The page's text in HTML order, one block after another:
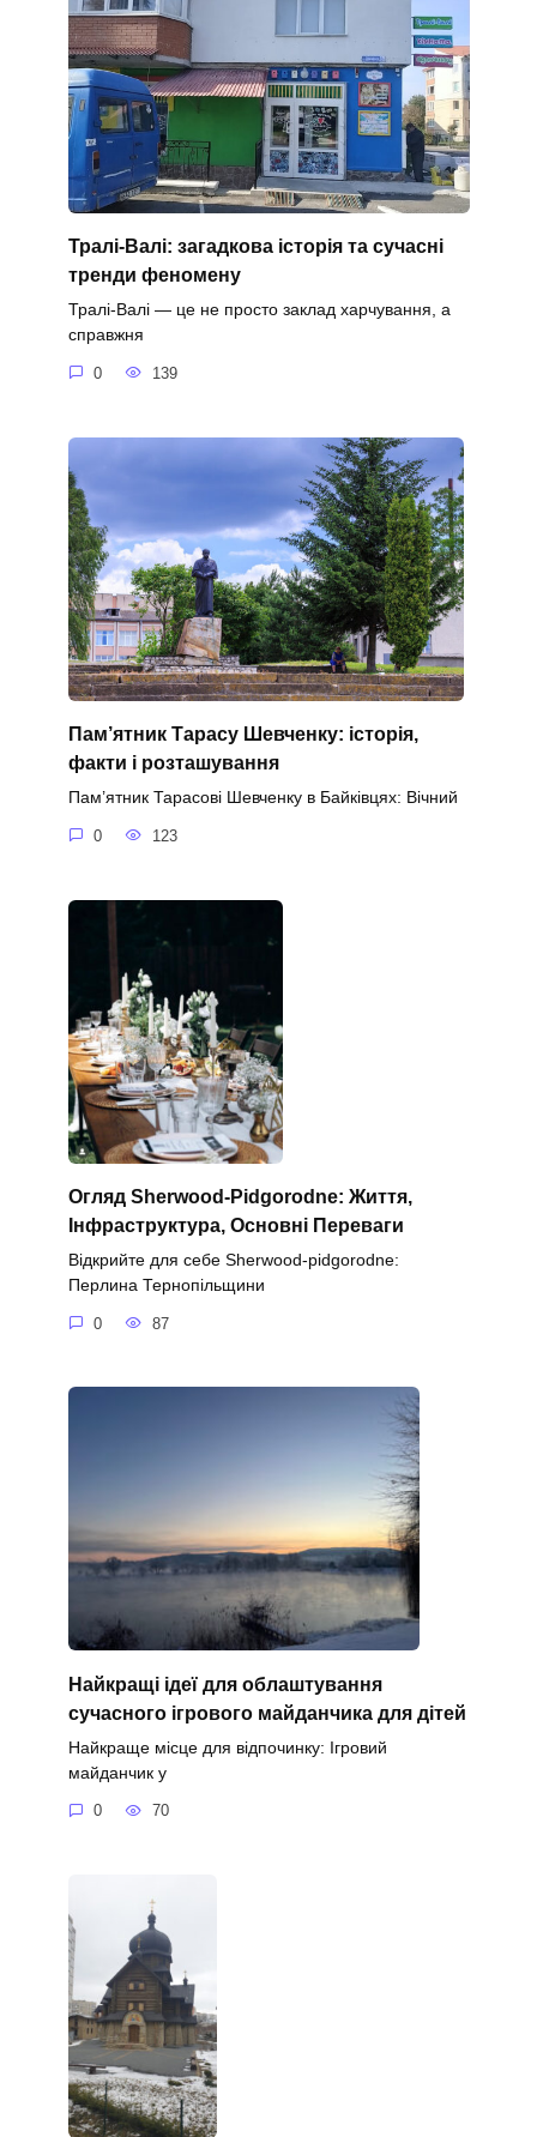
Тралі-Валі: загадкова історія та сучасні
тренди феномену
Тралі-Валі — це не просто заклад харчування, а
справжня
0 139
Пам’ятник Тарасу Шевченку: історія,
факти і розташування
Пам’ятник Тарасові Шевченку в Байківцях: Вічний
0 123
Огляд Sherwood-Pidgorodne: Життя,
Інфраструктура, Основні Переваги
Відкрийте для себе Sherwood-pidgorodne:
Перлина Тернопільщини
0 87
Найкращі ідеї для облаштування
сучасного ігрового майданчика для дітей
Найкраще місце для відпочинку: Ігровий
майданчик у
0 70